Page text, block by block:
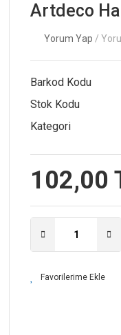
Artdeco
Yorum Yap /
Barkod Kodu
Stok Kodu
Kategori
102,00